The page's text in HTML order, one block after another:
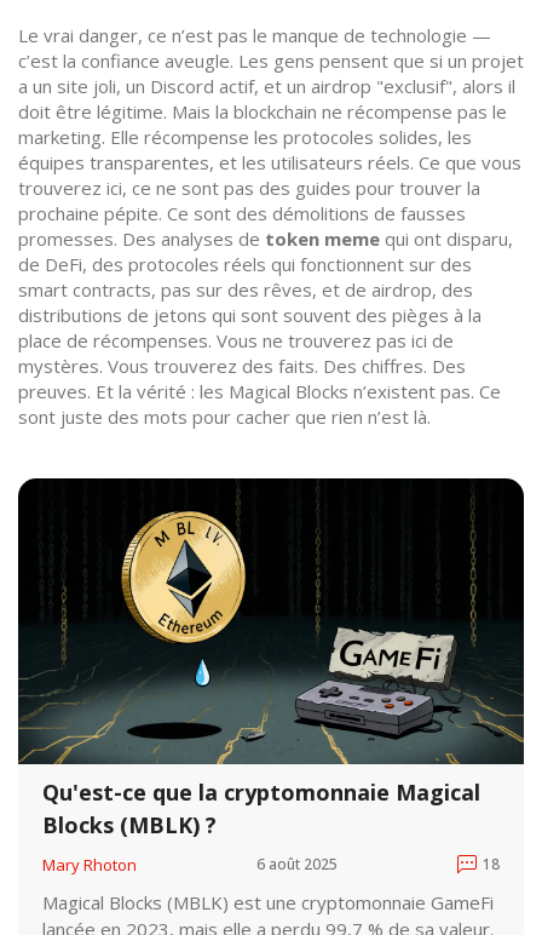
Le vrai danger, ce n’est pas le manque de technologie —
c’est la confiance aveugle. Les gens pensent que si un projet
a un site joli, un Discord actif, et un airdrop "exclusif", alors il
doit être légitime. Mais la blockchain ne récompense pas le
marketing. Elle récompense les protocoles solides, les
équipes transparentes, et les utilisateurs réels. Ce que vous
trouverez ici, ce ne sont pas des guides pour trouver la
prochaine pépite. Ce sont des démolitions de fausses
promesses. Des analyses de token meme qui ont disparu,
de DeFi, des protocoles réels qui fonctionnent sur des
smart contracts, pas sur des rêves, et de airdrop, des
distributions de jetons qui sont souvent des pièges à la
place de récompenses. Vous ne trouverez pas ici de
mystères. Vous trouverez des faits. Des chiffres. Des
preuves. Et la vérité : les Magical Blocks n’existent pas. Ce
sont juste des mots pour cacher que rien n’est là.
Qu'est-ce que la cryptomonnaie Magical
Blocks (MBLK) ?
Mary Rhoton 6 août 2025 18
Magical Blocks (MBLK) est une cryptomonnaie GameFi
lancée en 2023, mais elle a perdu 99,7 % de sa valeur.